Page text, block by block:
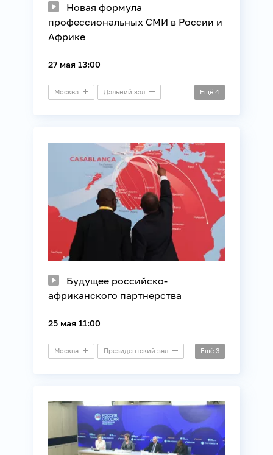
Новая формула
профессиональных СМИ в России и
Африке
27 мая 13:00
Москва Дальний зал Ещё 4
Будущее российско-
африканского партнерства
25 мая 11:00
Москва Президентский зал Ещё 3